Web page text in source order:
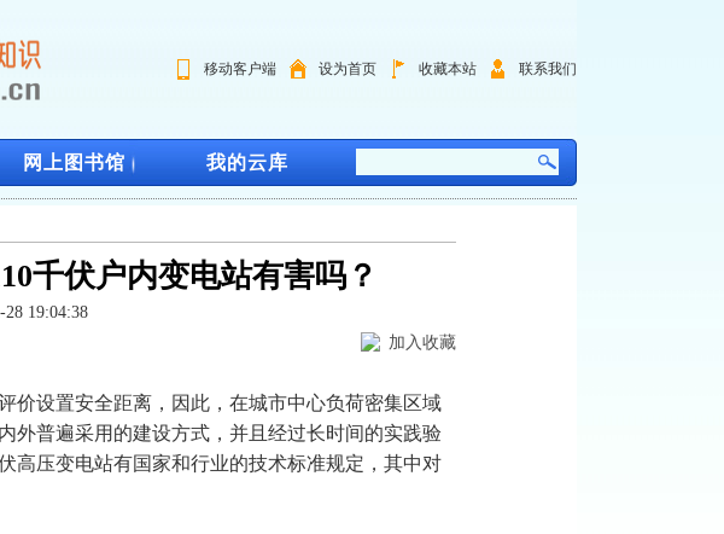
移动客户端 设为首页 收藏本站 联系我们
网上图书馆 我的云库
千伏户内变电站有害吗？
28 19:04:38
加入收藏
设置安全距离，因此，在城市中心负荷密集区域
外普遍采用的建设方式，并且经过长时间的实践验
高压变电站有国家和行业的技术标准规定，其中对